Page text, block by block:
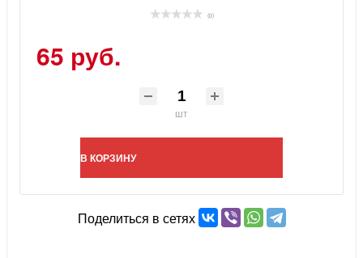
(0)
65 руб.
шт
В КОРЗИНУ
Поделиться в сетях